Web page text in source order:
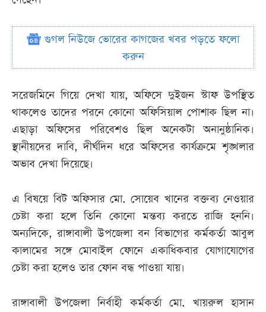
গুগল নিউজে ভোরের কাগজের খবর পড়তে ফলো
করুন
সরেজমিনে গিয়ে দেখা যায়, অফিসে দুইজন স্টাফ উপস্থিত
থাকলেও তাদের পরনে কোনো অফিসিয়াল পোশাক ছিল না।
এছাড়া অফিসের পরিবেশও ছিল অনেকটা অনানুষ্ঠানিক।
স্থানীয়দের দাবি, দীর্ঘদিন ধরে অফিসের কার্যক্রমে শৃঙ্খলার
অভাব দেখা দিয়েছে।
এ বিষয়ে বিট অফিসার মো. সোয়েব খানের বক্তব্য নেওয়ার
চেষ্টা করা হলে তিনি কোনো মন্তব্য করতে রাজি হননি।
অন্যদিকে, রাঙ্গাবালী উপজেলা বন বিভাগের কর্মকর্তা আবুল
কালামের সঙ্গে মোবাইল ফোনে একাধিকবার যোগাযোগের
চেষ্টা করা হলেও তার ফোন বন্ধ পাওয়া যায়।
রাঙ্গাবালী উপজেলা নির্বাহী কর্মকর্তা মো. খায়রুল হাসান